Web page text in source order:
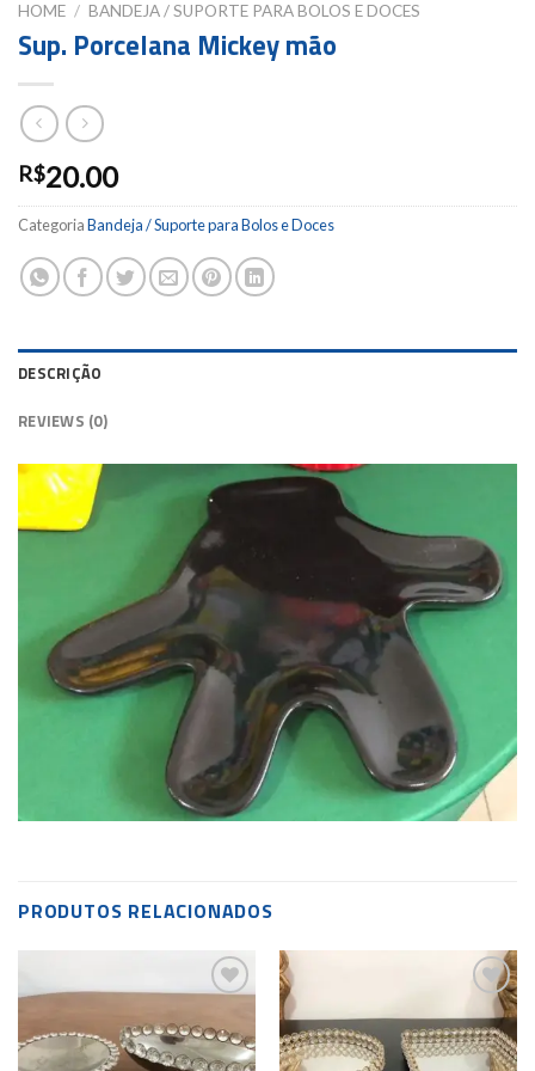
HOME / BANDEJA / SUPORTE PARA BOLOS E DOCES
Sup. Porcelana Mickey mão
R$20.00
CategoriaBandeja / Suporte para Bolos e Doces
DESCRIÇÃO
REVIEWS (0)
PRODUTOS RELACIONADOS
wishlist
Add to
wishlist